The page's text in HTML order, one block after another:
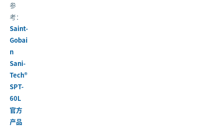
参
考：
Saint-
Gobai
n
Sani-
Tech®
SPT-
60L
官方
产品